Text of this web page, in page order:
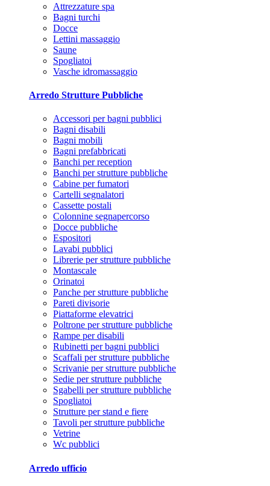
Attrezzature spa
Bagni turchi
Docce
Lettini massaggio
Saune
Spogliatoi
Vasche idromassaggio
Arredo Strutture Pubbliche
Accessori per bagni pubblici
Bagni disabili
Bagni mobili
Bagni prefabbricati
Banchi per reception
Banchi per strutture pubbliche
Cabine per fumatori
Cartelli segnalatori
Cassette postali
Colonnine segnapercorso
Docce pubbliche
Espositori
Lavabi pubblici
Librerie per strutture pubbliche
Montascale
Orinatoi
Panche per strutture pubbliche
Pareti divisorie
Piattaforme elevatrici
Poltrone per strutture pubbliche
Rampe per disabili
Rubinetti per bagni pubblici
Scaffali per strutture pubbliche
Scrivanie per strutture pubbliche
Sedie per strutture pubbliche
Sgabelli per strutture pubbliche
Spogliatoi
Strutture per stand e fiere
Tavoli per strutture pubbliche
Vetrine
Wc pubblici
Arredo ufficio